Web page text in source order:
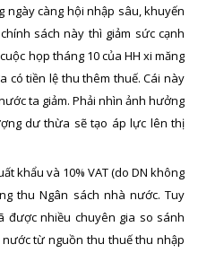
ngày càng hội nhập sâu, khuyến
sách này thì giảm sức cạnh
họp tháng 10 của HH xi măng
có tiền lệ thu thêm thuế. Cái này
ta giảm. Phải nhìn ảnh hưởng
dư thừa sẽ tạo áp lực lên thị
khẩu và 10% VAT (do DN không
thu Ngân sách nhà nước. Tuy
được nhiều chuyên gia so sánh
từ nguồn thu thuế thu nhập